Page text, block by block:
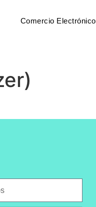
Comercio Electrónico